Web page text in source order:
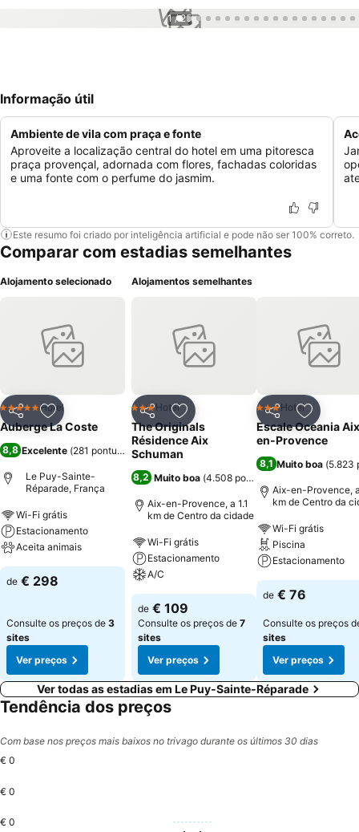
1 / 25
Informação útil
Ambiente de vila com praça e fonte
Aproveite a localização central do hotel em uma pitoresca
praça provençal, adornada com flores, fachadas coloridas
e uma fonte com o perfume do jasmim.
Este resumo foi criado por inteligência artificial e pode não ser 100% correto.
Comparar com estadias semelhantes
Alojamento selecionado
PartilharAdicionar aos favoritos
5 EstrelasHotel
Auberge La Coste
8,8 Excelente (281 pontuações)
Le Puy-Sainte-
Réparade, França
Wi-Fi grátis
Estacionamento
Aceita animais
de € 298
Consulte os preços de 3
sites
Ver preços
Alojamentos semelhantes
PartilharAdicionar aos favoritos
3 Estrelas
Hotel
The Originals
Résidence Aix
Schuman
8,2 Muito boa (4.508 pontuações
Aix-en-Provence, a 1.1
km de Centro da cidade
Wi-Fi grátis
Estacionamento
A/C
de € 109
Consulte os preços de 7
sites
Ver preços
Partilhar
3 Estrelas
Hotel
Escale Oceania
en-Provence
8,1 Muito boa (5.823
Aix-en-Provence,
km de Centro da
Wi-Fi grátis
Piscina
Estacionamento
de € 76
Consulte os preços
sites
Ver preços
Ver todas as estadias em Le Puy-Sainte-Réparade
Tendência dos preços
Com base nos preços mais baixos no trivago durante os últimos 30 dias
€ 0
€ 0
€ 0